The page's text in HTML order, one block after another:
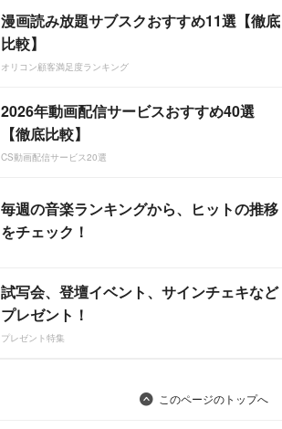
漫画読み放題サブスクおすすめ11選【徹底
比較】
オリコン顧客満足度ランキング
2026年動画配信サービスおすすめ40選
【徹底比較】
CS動画配信サービス20選
毎週の音楽ランキングから、ヒットの推移
をチェック！
試写会、登壇イベント、サインチェキなど
プレゼント！
プレゼント特集
このページのトップへ